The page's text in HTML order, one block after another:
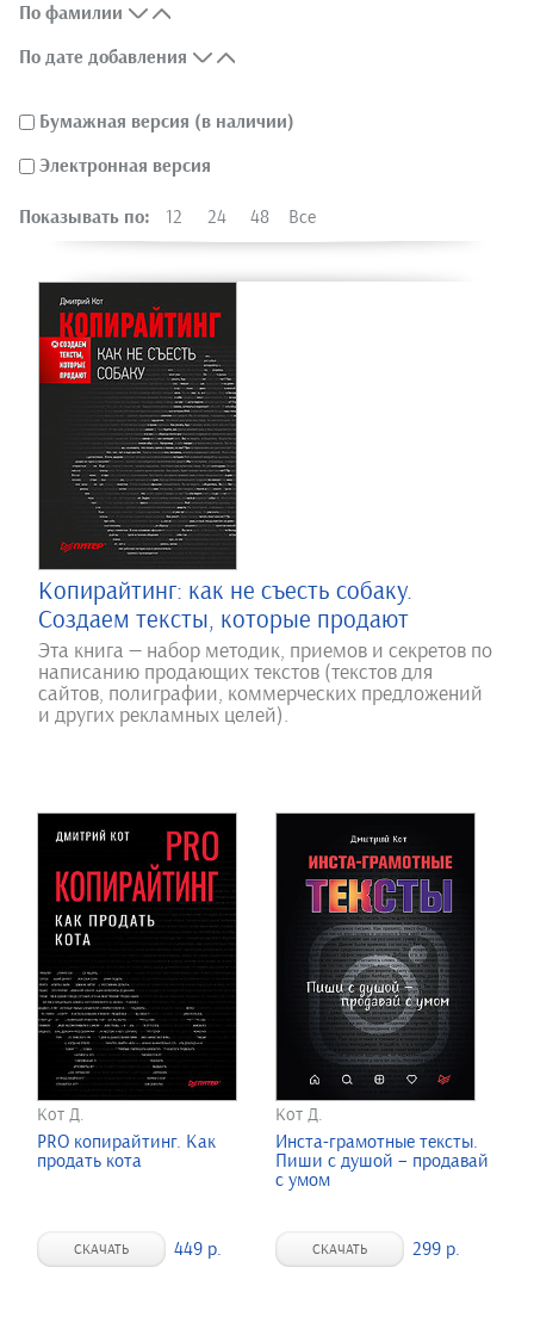
По фамилии
По дате добавления
Бумажная версия (в наличии)
Электронная версия
Показывать по: 12 24 48 Все
Копирайтинг: как не съесть собаку.
Создаем тексты, которые продают
Эта книга — набор методик, приемов и секретов по
написанию продающих текстов (текстов для
сайтов, полиграфии, коммерческих предложений
и других рекламных целей).
Кот Д.
PRO копирайтинг. Как
продать кота
СКАЧАТЬ 449 р.
Кот Д.
Инста-грамотные тексты.
Пиши с душой – продавай
с умом
СКАЧАТЬ 299 р.